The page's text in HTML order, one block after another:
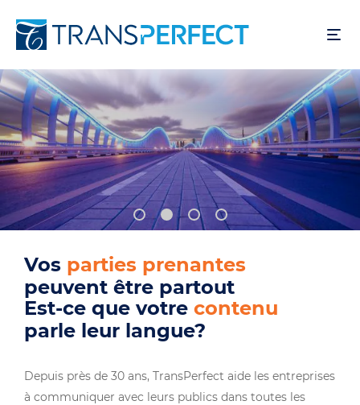
to
content
Vos utilisateurs
peuvent être partout
Est-ce que votre produit
parle leur langue?
Depuis près de 30 ans, TransPerfect aide les entreprises
à communiquer avec leurs publics dans toutes les